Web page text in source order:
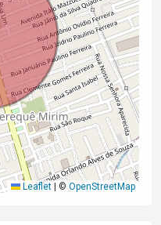
Leaflet ©OpenStreetMap